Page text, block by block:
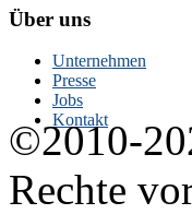
Über uns
Unternehmen
Presse
Jobs
Kontakt
©2010-
Rechte